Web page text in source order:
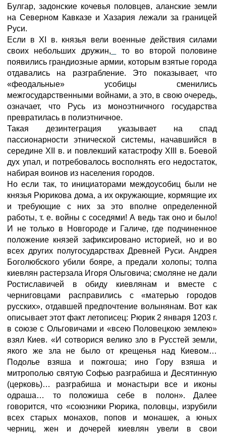
Булгар, задонские кочевья половцев, аланские земли
на Северном Кавказе и Хазария лежали за границей
Руси.
Если в XI в. князья вели военные действия силами
своих небольших дружин,
то во второй половине
появились грандиозные армии, которым взятые города
отдавались на разграбление. Это показывает, что
«феодальные» усобицы сменились
межгосударственными войнами, а это, в свою очередь,
означает, что Русь из моноэтничного государства
превратилась в полиэтничное.
Такая дезинтеграция указывает на спад
пассионарности этнической системы, начавшийся в
середине XII в. и повлекший катастрофу XIII в. Боевой
дух упал, и потребовалось восполнять его недостаток,
набирая воинов из населения городов.
Но если так, то инициаторами междоусобиц были не
князья Рюрикова дома, а их окружающие, кормящие их
и требующие с них за это вполне определенной
работы, т. е. войны с соседями! А ведь так оно и было!
И не только в Новгороде и Галиче, где подчиненное
положение князей зафиксировано историей, но и во
всех других полугосударствах Древней Руси. Андрея
Боголюбского убили бояре, а предали холопы; толпа
киевлян растерзала Игоря Ольговича; смоляне не дали
Ростиславичей в обиду киевлянам и вместе с
черниговцами расправились с «матерью городов
русских», отдавшей предпочтение волынянам. Вот как
описывает этот факт летописец: Рюрик 2 января 1203 г.
в союзе с Ольговичами и «всею Половецкою землею»
взял Киев. «И сотворися велико зло в Русстей земли,
якого же зла не было от крещенья над Киевом…
Подолье взяша и пожгоша; ино Гору взяша и
митрополью святую Софью разграбиша и Десятинную
(церковь)… разграбиша и монастыри все и иконы
одраша… то положиша себе в полон». Далее
говорится, что «союзники Рюрика, половцы, изрубили
всех старых монахов, попов и монашек, а юных
черниц, жен и дочерей киевлян увели в свои